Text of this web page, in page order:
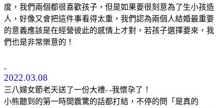
度，我們兩個都很喜歡孩子，但是如果要很刻意為了生小孩造
人，好像又會把這件事看得太重，我們認為兩個人結婚最重要
的意義應該是在經營彼此的感情上才對，若孩子選擇要來，我
們也是非常樂意的！
-
2022.03.08
三八婦女節老天送了一份大禮- -我懷孕了！
小熊聽到的第一時間震驚的話都打結，不停的問「是真的